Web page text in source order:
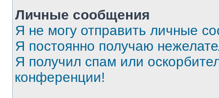
Личные сообщения
Я не могу отправить личные
Я постоянно получаю
Я получил спам или
конференции!